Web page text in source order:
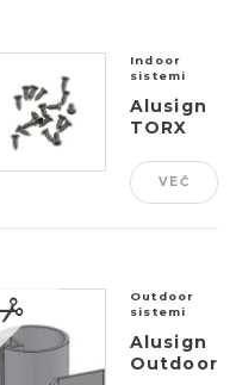
Indoor
sistemi
Alusign
TORX
VEČ
Outdoor
sistemi
Alusign
Outdoor